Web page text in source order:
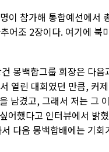
이 참가해 통합예선에서
어조 2장이다. 여기에
몽백합그룹 회장은 다
열린 대회였던 만큼, 커
남겼고, 그래서 저는 그
어했다고 인터뷰에서 밝
다음 몽백합배에는 기